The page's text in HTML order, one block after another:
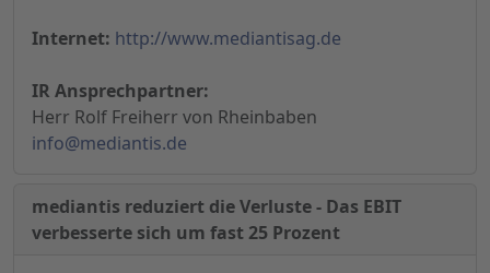
Internet: http://www.mediantisag.de
IR Ansprechpartner:
Herr Rolf Freiherr von Rheinbaben
info@mediantis.de
mediantis reduziert die Verluste - Das EBIT
verbesserte sich um fast 25 Prozent